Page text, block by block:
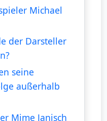
Michael
der Darsteller
seine
außerhalb
Mime Janisch